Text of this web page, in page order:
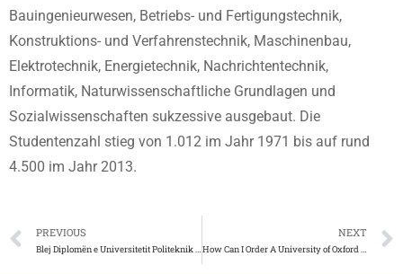
Bauingenieurwesen, Betriebs- und Fertigungstechnik,
Konstruktions- und Verfahrenstechnik, Maschinenbau,
Elektrotechnik, Energietechnik, Nachrichtentechnik,
Informatik, Naturwissenschaftliche Grundlagen und
Sozialwissenschaften sukzessive ausgebaut. Die
Studentenzahl stieg von 1.012 im Jahr 1971 bis auf rund
4.500 im Jahr 2013.
PREVIOUS NEXT